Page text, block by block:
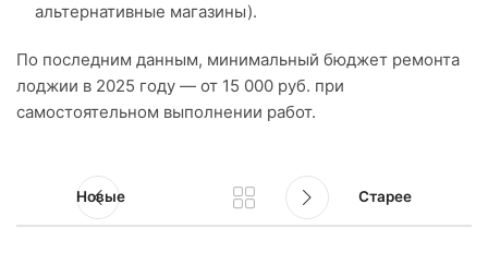
альтернативные магазины).
По последним данным, минимальный бюджет ремонта
лоджии в 2025 году — от 15 000 руб. при
самостоятельном выполнении работ.
Новые Старее